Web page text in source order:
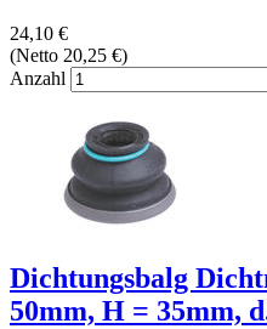
24,10 €
(Netto 20,25 €)
Anzahl
Dichtungsbalg
50mm, H = 35mm,